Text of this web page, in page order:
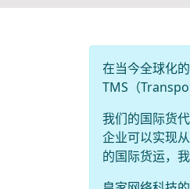
在当今全球化
TMS（
我们的国际货
企业可以实现
的国际货运，